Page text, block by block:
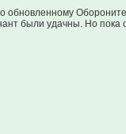
обновленному
были удачны. Но пока